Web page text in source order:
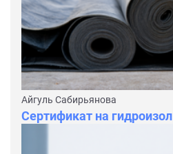
Айгуль Сабирьянова
Сертификат на гидроизол